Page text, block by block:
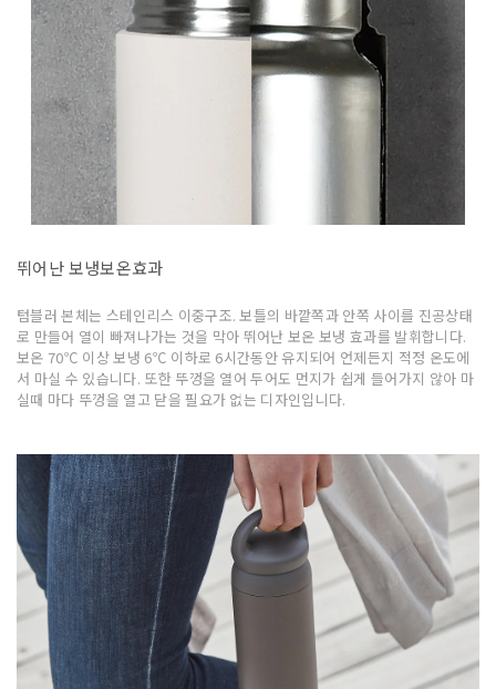
뛰어난 보냉보온효과
텀블러 본체는 스테인리스 이중구조. 보틀의 바깥쪽과 안쪽 사이를 진공상태
로 만들어 열이 빠져나가는 것을 막아 뛰어난 보온 보냉 효과를 발휘합니다.
보온 70℃ 이상 보냉 6℃ 이하로 6시간동안 유지되어 언제든지 적정 온도에
서 마실 수 있습니다. 또한 뚜껑을 열어 두어도 먼지가 쉽게 들어가지 않아 마
실때 마다 뚜껑을 열고 닫을 필요가 없는 디자인입니다.